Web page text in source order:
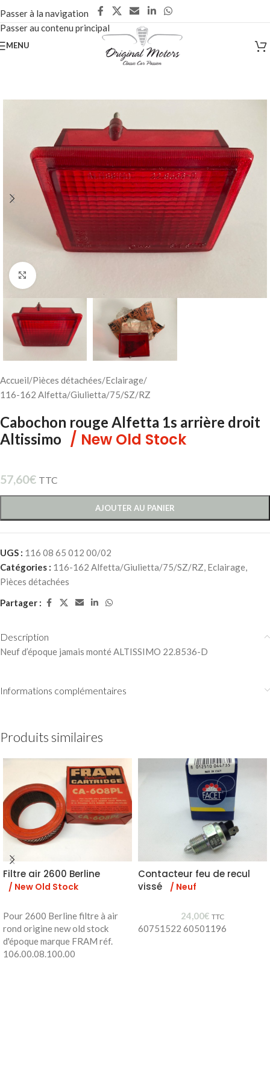
Passer à la navigation
Passer au contenu principal
MENU
Cliquez pour agrandir
Accueil/Pièces détachées/Eclairage/
116-162 Alfetta/Giulietta/75/SZ/RZ
Cabochon rouge Alfetta 1s arrière droit
Altissimo / New Old Stock
57,60€ TTC
AJOUTER AU PANIER
UGS : 116 08 65 012 00/02
Catégories : 116-162 Alfetta/Giulietta/75/SZ/RZ, Eclairage,
Pièces détachées
Partager :
Description
Neuf d’époque jamais monté ALTISSIMO 22.8536-D
Informations complémentaires
Produits similaires
Filtre air 2600 Berline
/ New Old Stock
Pour 2600 Berline filtre à air
rond origine new old stock
d'époque marque FRAM réf.
106.00.08.100.00
Contacteur feu de recul
vissé
/ Neuf
24,00€ TTC
60751522 60501196